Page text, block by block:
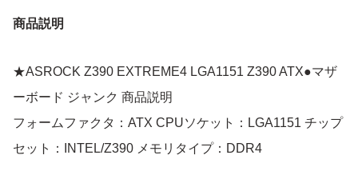
商品説明
★ASROCK Z390 EXTREME4 LGA1151 Z390 ATX●マザ
ーボード ジャンク 商品説明
フォームファクタ：ATX CPUソケット：LGA1151 チップ
セット：INTEL/Z390 メモリタイプ：DDR4